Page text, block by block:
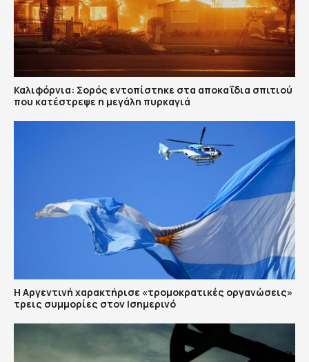
Καλιφόρνια: Σορός εντοπίστηκε στα αποκαΐδια σπιτιού
που κατέστρεψε η μεγάλη πυρκαγιά
Η Αργεντινή χαρακτήρισε «τρομοκρατικές οργανώσεις»
τρεις συμμορίες στον Ισημερινό